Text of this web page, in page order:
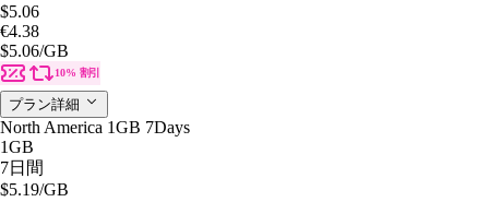
$5.06
€4.38
$5.06/GB
10% 割引
プラン詳細
North America 1GB 7Days
1GB
7日間
$5.19/GB